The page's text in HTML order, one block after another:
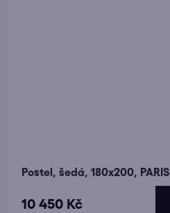
Postel, šedá, 180x200, PARIS
10 450 Kč